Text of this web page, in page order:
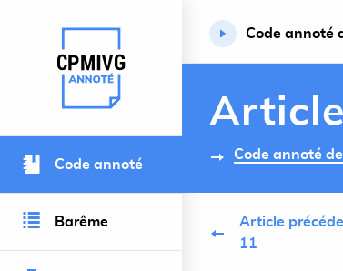
Retour à l’accueil du site
Code annoté
Barême
Code annoté
Code annoté
Article
11